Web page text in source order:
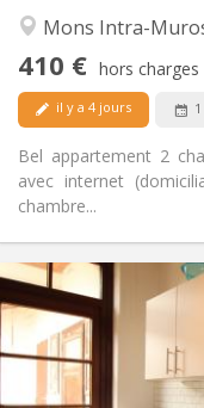
Mons Intra-
410 € hors charges
il y a 4 jours
Bel appartement 2
avec internet
chambre...